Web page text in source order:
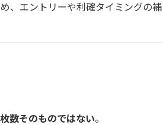
、エントリーや利確タイミングの補
数そのものではない。